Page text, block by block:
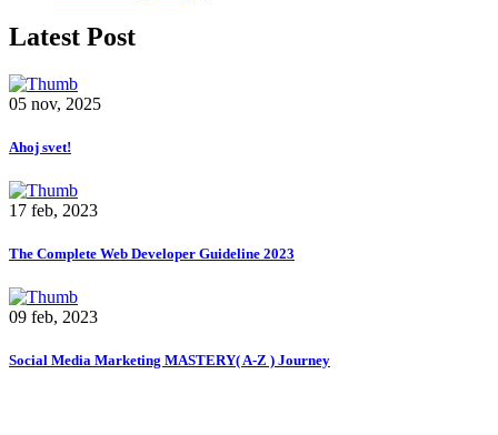
Latest Post
05 nov, 2025
Ahoj svet!
17 feb, 2023
The Complete Web Developer Guideline 2023
09 feb, 2023
Social Media Marketing MASTERY( A-Z ) Journey